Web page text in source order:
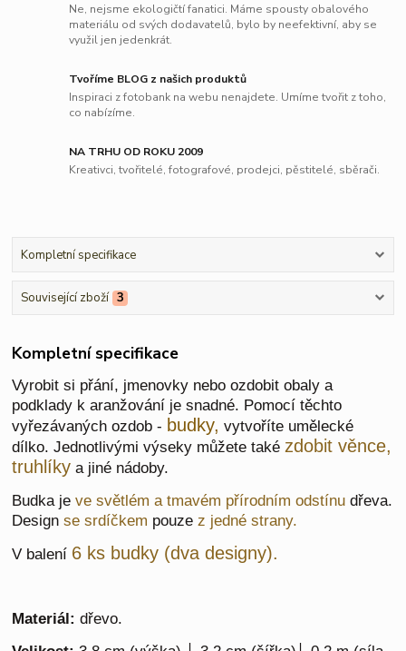
Ne, nejsme ekologičtí fanatici. Máme spousty obalového
materiálu od svých dodavatelů, bylo by neefektivní, aby se
využil jen jedenkrát.
Tvoříme BLOG z našich produktů
Inspiraci z fotobank na webu nenajdete. Umíme tvořit z toho,
co nabízíme.
NA TRHU OD ROKU 2009
Kreativci, tvořitelé, fotografové, prodejci, pěstitelé, sběrači.
Kompletní specifikace
Související zboží 3
Kompletní specifikace
Vyrobit si přání, jmenovky nebo ozdobit obaly a
podklady k aranžování je snadné. Pomocí těchto
vyřezávaných ozdob - budky, vytvoříte umělecké
dílko. Jednotlivými výseky můžete takézdobit věnce,
truhlíky a jiné nádoby.
Budka jeve světlém a tmavém přírodním odstínu dřeva.
Designse srdíčkem pouzez jedné strany.
V balení 6 ks budky (dva designy).
Materiál: dřevo.